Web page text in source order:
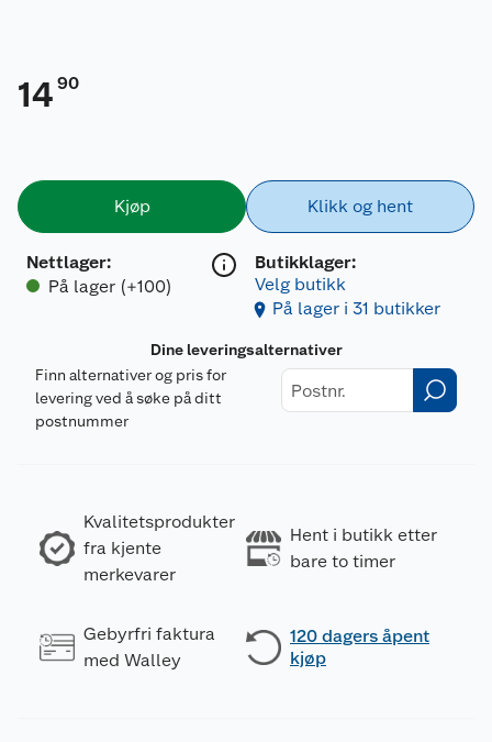
14 90
Kjøp
Nettlager:
På lager (+100)
Klikk og hent
Butikklager:
Velg butikk
På lager i 31 butikker
Dine leveringsalternativer
Finn alternativer og pris for
levering ved å søke på ditt
postnummer
Kvalitetsprodukter
fra kjente
merkevarer
Hent i butikk etter
bare to timer
Gebyrfri faktura
med Walley
120 dagers åpent
kjøp